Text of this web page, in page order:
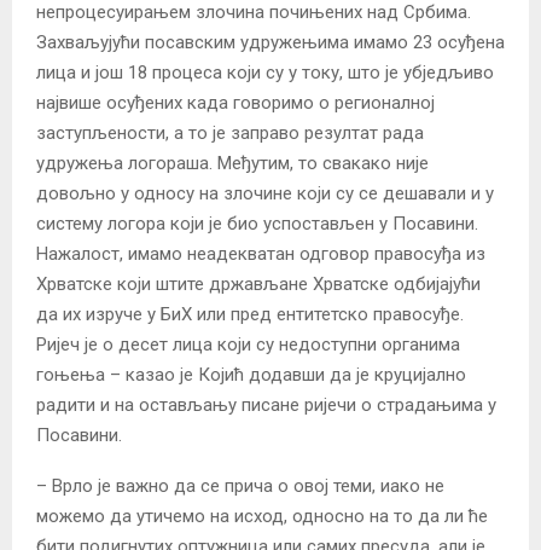
непроцесуирањем злочина почињених над Србима.
Захваљујући посавским удружењима имамо 23 осуђена
лица и још 18 процеса који су у току, што је убједљиво
највише осуђених када говоримо о регионалној
заступљености, а то је заправо резултат рада
удружења логораша. Међутим, то свакако није
довољно у односу на злочине који су се дешавали и у
систему логора који је био успостављен у Посавини.
Нажалост, имамо неадекватан одговор правосуђа из
Хрватске који штите држављане Хрватске одбијајући
да их изруче у БиХ или пред ентитетско правосуђе.
Ријеч је о десет лица који су недоступни органима
гоњења – казао је Којић додавши да је круцијално
радити и на остављању писане ријечи о страдањима у
Посавини.
– Врло је важно да се прича о овој теми, иако не
можемо да утичемо на исход, односно на то да ли ће